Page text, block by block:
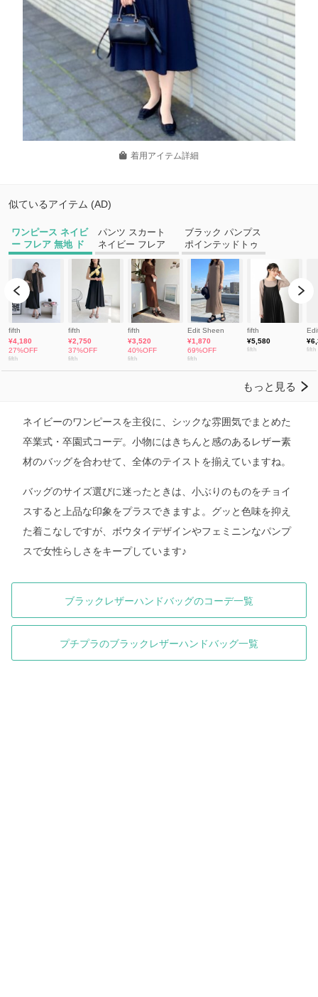
着用アイテム詳細
ネイビーのワンピースを主役に、シックな雰囲気でまとめた
卒業式・卒園式コーデ。小物にはきちんと感のあるレザー素
材のバッグを合わせて、全体のテイストを揃えていますね。
バッグのサイズ選びに迷ったときは、小ぶりのものをチョイ
スすると上品な印象をプラスできますよ。グッと色味を抑え
た着こなしですが、ボウタイデザインやフェミニンなパンプ
スで女性らしさをキープしています♪
ブラックレザーハンドバッグのコーデ一覧
プチプラのブラックレザーハンドバッグ一覧